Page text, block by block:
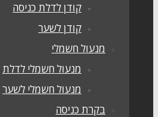
קודן לדלת כניסה
קודן לשער
מנעול חשמלי
מנעול חשמלי לדלת
מנעול חשמלי לשער
בקרת כניסה